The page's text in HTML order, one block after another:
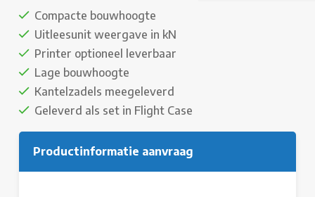
Compacte bouwhoogte
Uitleesunit weergave in kN
Printer optioneel leverbaar
Lage bouwhoogte
Kantelzadels meegeleverd
Geleverd als set in Flight Case
Productinformatie aanvraag